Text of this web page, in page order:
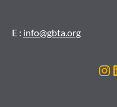
E : info@gbta.org